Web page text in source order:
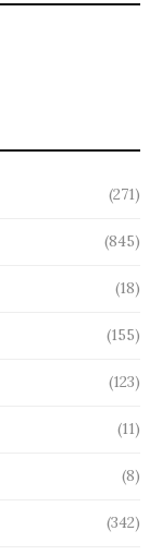
(271)
(845)
(18)
(155)
(123)
(11)
(8)
(342)